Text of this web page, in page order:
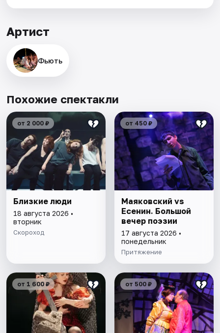
Артист
Фьють
Похожие спектакли
от 2 000 ₽
Близкие люди
18 августа 2026 •
вторник
Скороход
от 450 ₽
Маяковский vs
Есенин. Большой
вечер поэзии
17 августа 2026 •
понедельник
Притяжение
от 1 600 ₽ от 500 ₽